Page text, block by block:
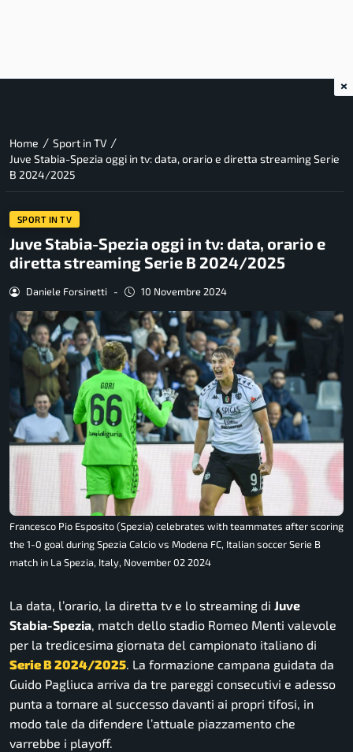
Home / Sport in TV /
Juve Stabia-Spezia oggi in tv: data, orario e diretta streaming Serie
B 2024/2025
SPORT IN TV
Juve Stabia-Spezia oggi in tv: data, orario e
diretta streaming Serie B 2024/2025
Daniele Forsinetti - 10 Novembre 2024
Francesco Pio Esposito (Spezia) celebrates with teammates after scoring
the 1-0 goal during Spezia Calcio vs Modena FC, Italian soccer Serie B
match in La Spezia, Italy, November 02 2024
La data, l’orario, la diretta tv e lo streaming di Juve
Stabia-Spezia, match dello stadio Romeo Menti valevole
per la tredicesima giornata del campionato italiano di
Serie B 2024/2025. La formazione campana guidata da
Guido Pagliuca arriva da tre pareggi consecutivi e adesso
punta a tornare al successo davanti ai propri tifosi, in
modo tale da difendere l’attuale piazzamento che
varrebbe i playoff.
×